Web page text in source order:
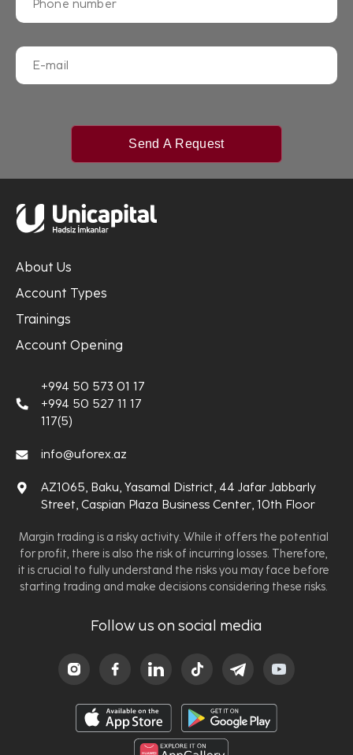
Send A Request
About Us
Account Types
Trainings
Account Opening
+994 50 573 01 17
+994 50 527 11 17
117(5)
info@uforex.az
AZ1065, Baku, Yasamal District, 44 Jafar Jabbarly
Street, Caspian Plaza Business Center, 10th Floor
Margin trading is a risky activity. While it offers the potential
for profit, there is also the risk of incurring losses. Therefore,
it is crucial to fully understand the risks you may face before
starting trading and make decisions considering these risks.
Follow us on social media